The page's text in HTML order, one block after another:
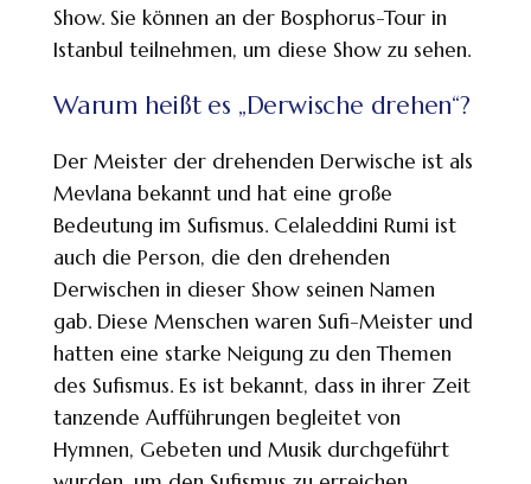
Show. Sie können an der Bosphorus-Tour in
Istanbul teilnehmen, um diese Show zu sehen.
Warum heißt es „Derwische drehen“?
Der Meister der drehenden Derwische ist als
Mevlana bekannt und hat eine große
Bedeutung im Sufismus. Celaleddini Rumi ist
auch die Person, die den drehenden
Derwischen in dieser Show seinen Namen
gab. Diese Menschen waren Sufi-Meister und
hatten eine starke Neigung zu den Themen
des Sufismus. Es ist bekannt, dass in ihrer Zeit
tanzende Aufführungen begleitet von
Hymnen, Gebeten und Musik durchgeführt